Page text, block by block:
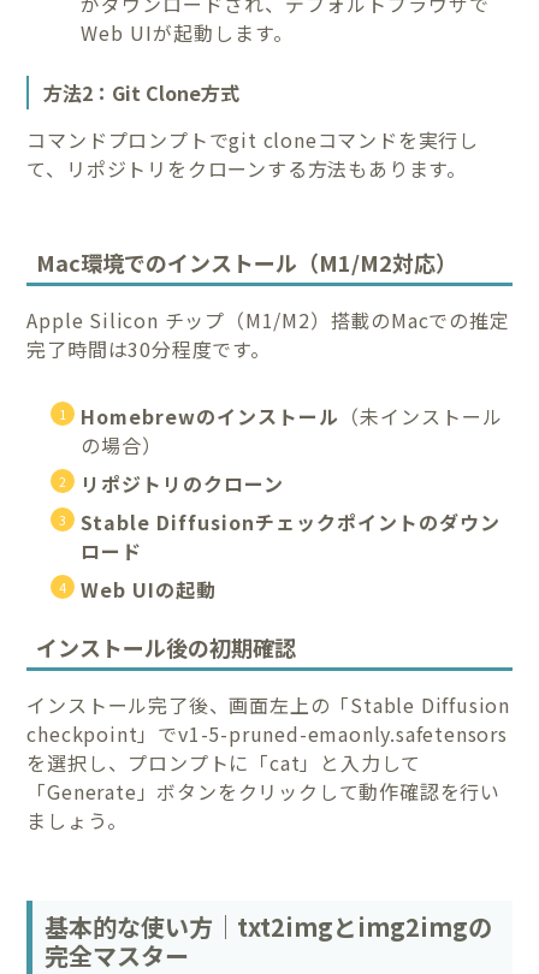
Web UIが起動します。
方法2：Git Clone方式
コマンドプロンプトでgit cloneコマンドを実行し
て、リポジトリをクローンする方法もあります。
Mac環境でのインストール（M1/M2対応）
Apple Silicon チップ（M1/M2）搭載のMacでの推定
完了時間は30分程度です。
Homebrewのインストール （未インストール
の場合）
リポジトリのクローン
Stable Diffusionチェックポイントのダウン
ロード
Web UIの起動
インストール後の初期確認
インストール完了後、画面左上の「Stable Diffusion
checkpoint」でv1-5-pruned-emaonly.safetensors
を選択し、プロンプトに「cat」と入力して
「Generate」ボタンをクリックして動作確認を行い
ましょう。
基本的な使い方｜txt2imgとimg2imgの
完全マスター